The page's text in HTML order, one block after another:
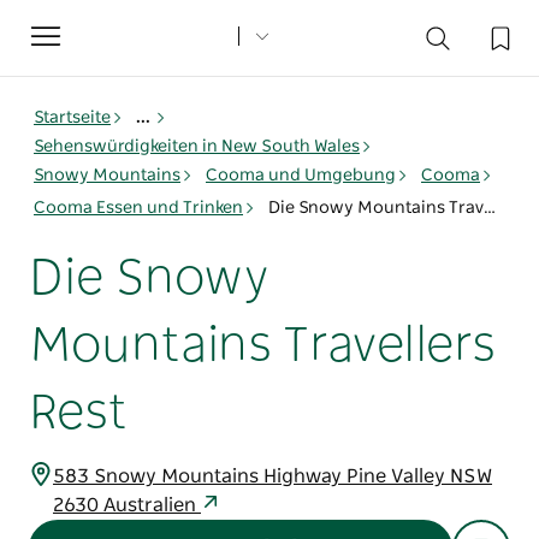
Toggle
navigation
Startseite
...
Sehenswürdigkeiten in New South Wales
Snowy Mountains
Cooma und Umgebung
Cooma
Cooma Essen und Trinken
Die Snowy Mountains Travellers Rest
Die Snowy
Mountains Travellers
Rest
583 Snowy Mountains Highway Pine Valley NSW
2630 Australien